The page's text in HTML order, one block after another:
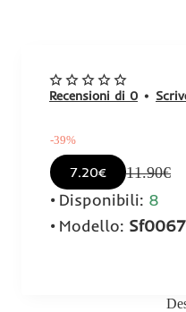
Recensioni di 0 •
-39%
7.20€ 11.90€
Disponibili: 8
Modello: Sf0067